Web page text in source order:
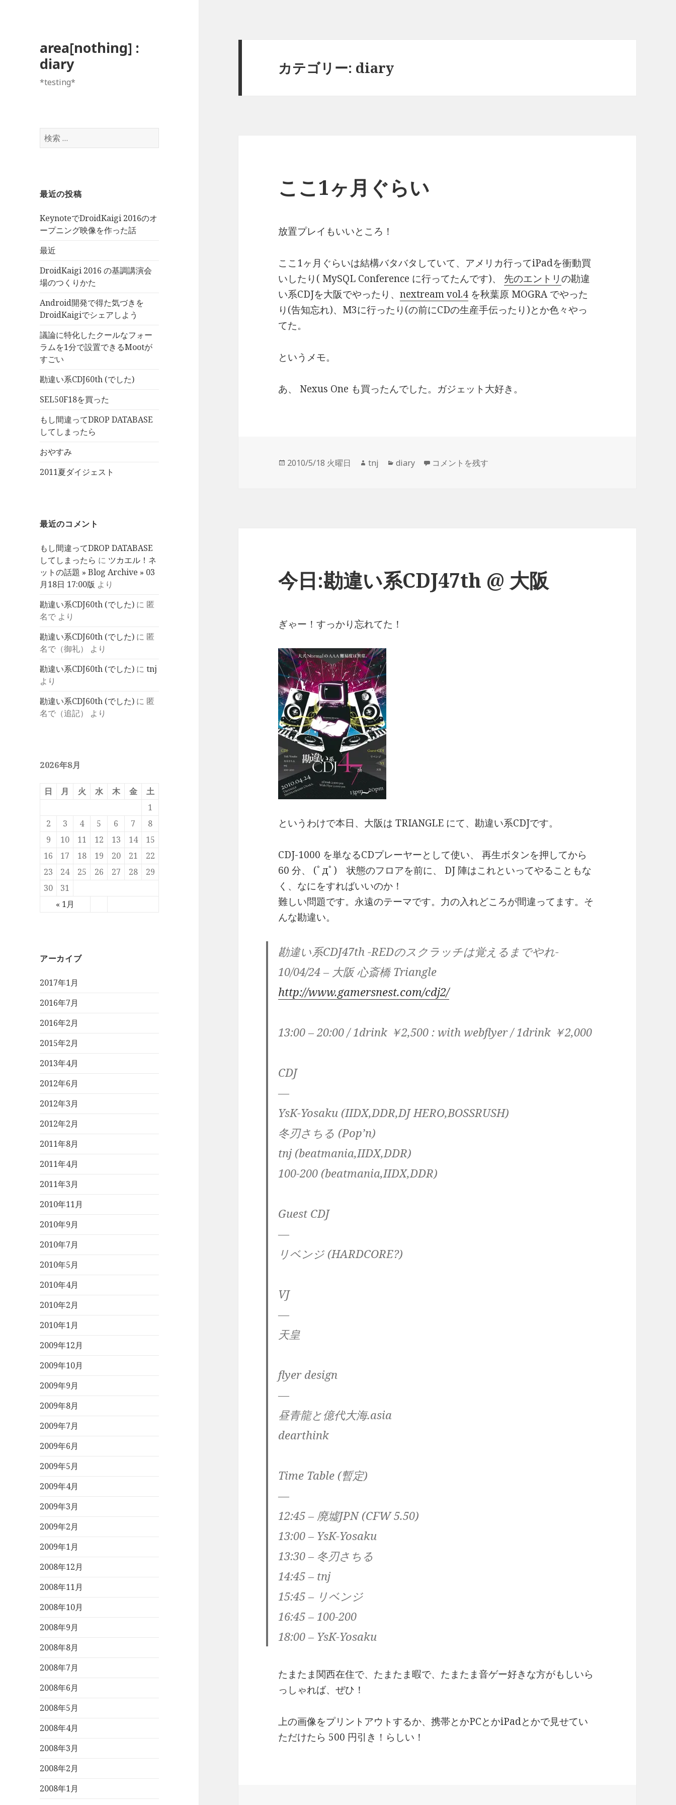
area[nothing] :
diary
*testing*
検
索:
最近の投稿
KeynoteでDroidKaigi 2016のオ
ープニング映像を作った話
最近
DroidKaigi 2016 の基調講演会
場のつくりかた
Android開発で得た気づきを
DroidKaigiでシェアしよう
議論に特化したクールなフォー
ラムを1分で設置できるMootが
すごい
勘違い系CDJ60th (でした)
SEL50F18を買った
もし間違ってDROP DATABASE
してしまったら
おやすみ
2011夏ダイジェスト
最近のコメント
もし間違ってDROP DATABASE
してしまったら に ツカエル！ネ
ットの話題 » Blog Archive » 03
月18日 17:00版 より
勘違い系CDJ60th (でした) に 匿
名で より
勘違い系CDJ60th (でした) に 匿
名で（御礼）
より
勘違い系CDJ60th (でした) にtnj
より
勘違い系CDJ60th (でした) に 匿
名で（追記）
より
2026年8月
日 月 火 水 木 金 土
« 1月
1
2
3 4 5 6 7
8
9
10 11 12 13 14
15
16
17 18 19 20 21
22
23
24 25 26 27 28
29
30
31
アーカイブ
2017年1月
2016年7月
2016年2月
2015年2月
2013年4月
2012年6月
2012年3月
2012年2月
2011年8月
2011年4月
2011年3月
2010年11月
2010年9月
2010年7月
2010年5月
2010年4月
2010年2月
2010年1月
2009年12月
2009年10月
2009年9月
2009年8月
2009年7月
2009年6月
2009年5月
2009年4月
2009年3月
2009年2月
2009年1月
2008年12月
2008年11月
2008年10月
2008年9月
2008年8月
2008年7月
2008年6月
2008年5月
2008年4月
2008年3月
2008年2月
2008年1月
カテゴリー: diary
ここ1ヶ月ぐらい
放置プレイもいいところ！
ここ1ヶ月ぐらいは結構バタバタしていて、アメリカ行ってiPadを衝動買
いしたり( MySQL Conference に行ってたんです)、 先のエントリの勘違
い系CDJを大阪でやったり、nextream vol.4 を秋葉原 MOGRA でやった
り(告知忘れ)、M3に行ったり(の前にCDの生産手伝ったり)とか色々やっ
てた。
というメモ。
あ、 Nexus One も買ったんでした。ガジェット大好き。
投
2010/5/18 火曜日
作
tnj
カ
diary ここ1ヶ月ぐらい に
コメントを残す
今日:勘違い系CDJ47th @ 大阪
ぎゃー！すっかり忘れてた！
というわけで本日、大阪は TRIANGLE にて、勘違い系CDJです。
CDJ-1000 を単なるCDプレーヤーとして使い、 再生ボタンを押してから
60 分、 (ﾟдﾟ) 状態のフロアを前に、 DJ 陣はこれといってやることもな
く、なにをすればいいのか！
難しい問題です。永遠のテーマです。力の入れどころが間違ってます。そ
んな勘違い。
勘違い系CDJ47th -REDのスクラッチは覚えるまでやれ-
10/04/24 – 大阪 心斎橋 Triangle
http://www.gamersnest.com/cdj2/
13:00 – 20:00 / 1drink ￥2,500 : with webflyer / 1drink ￥2,000
CDJ
—
YsK-Yosaku (IIDX,DDR,DJ HERO,BOSSRUSH)
冬刃さちる (Pop’n)
tnj (beatmania,IIDX,DDR)
100-200 (beatmania,IIDX,DDR)
Guest CDJ
—
リベンジ (HARDCORE?)
VJ
—
天皇
flyer design
—
昼青龍と億代大海.asia
dearthink
Time Table (暫定)
—
12:45 – 廃墟JPN (CFW 5.50)
13:00 – YsK-Yosaku
13:30 – 冬刃さちる
14:45 – tnj
15:45 – リベンジ
16:45 – 100-200
18:00 – YsK-Yosaku
たまたま関西在住で、たまたま暇で、たまたま音ゲー好きな方がもしいら
っしゃれば、ぜひ！
上の画像をプリントアウトするか、携帯とかPCとかiPadとかで見せてい
ただけたら 500 円引き！らしい！